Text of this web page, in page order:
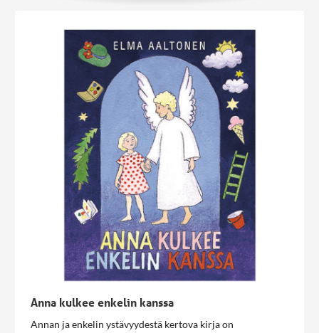
Anna kulkee enkelin kanssa
Annan ja enkelin ystävyydestä kertova kirja on